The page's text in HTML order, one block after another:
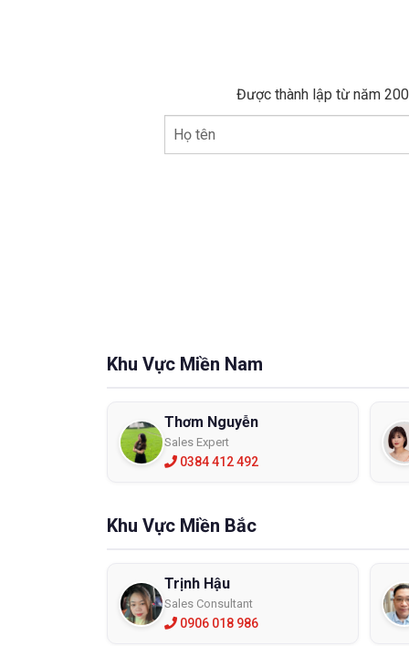
Được thành lập từ năm
Họ tên
Khu Vực Miền Nam
Thơm Nguyễn
Sales Expert
0384 412 492
Khu Vực Miền Bắc
Trịnh Hậu
Sales Consultant
0906 018 986